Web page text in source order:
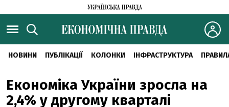
НОВИНИ ПУБЛІКАЦІЇ КОЛОНКИ ІНФРАСТРУКТУРА
Економіка України зросла на
2,4% у другому кварталі